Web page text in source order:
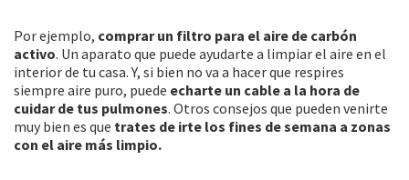
Por ejemplo, comprar un filtro para el aire de carbón
activo. Un aparato que puede ayudarte a limpiar el aire en el
interior de tu casa. Y, si bien no va a hacer que respires
siempre aire puro, puede echarte un cable a la hora de
cuidar de tus pulmones. Otros consejos que pueden venirte
muy bien es que trates de irte los fines de semana a zonas
con el aire más limpio.